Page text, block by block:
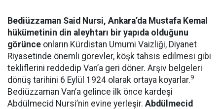
Bediüzzaman Said Nursi, Ankara’da Mustafa Kemal
hükümetinin din aleyhtarı bir yapıda olduğunu
görünce onların Kürdistan Umumi Vaizliği, Diyanet
Riyasetinde önemli görevler, köşk tahsis edilmesi gibi
tekliflerini reddedip Van’a geri döner. Arşiv belgeleri
dönüş tarihini 6 Eylül 1924 olarak ortaya koyarlar.9
Bediüzzaman Van’a gelince ilk önce kardeşi
Abdülmecid Nursi’nin evine yerleşir. Abdülmecid